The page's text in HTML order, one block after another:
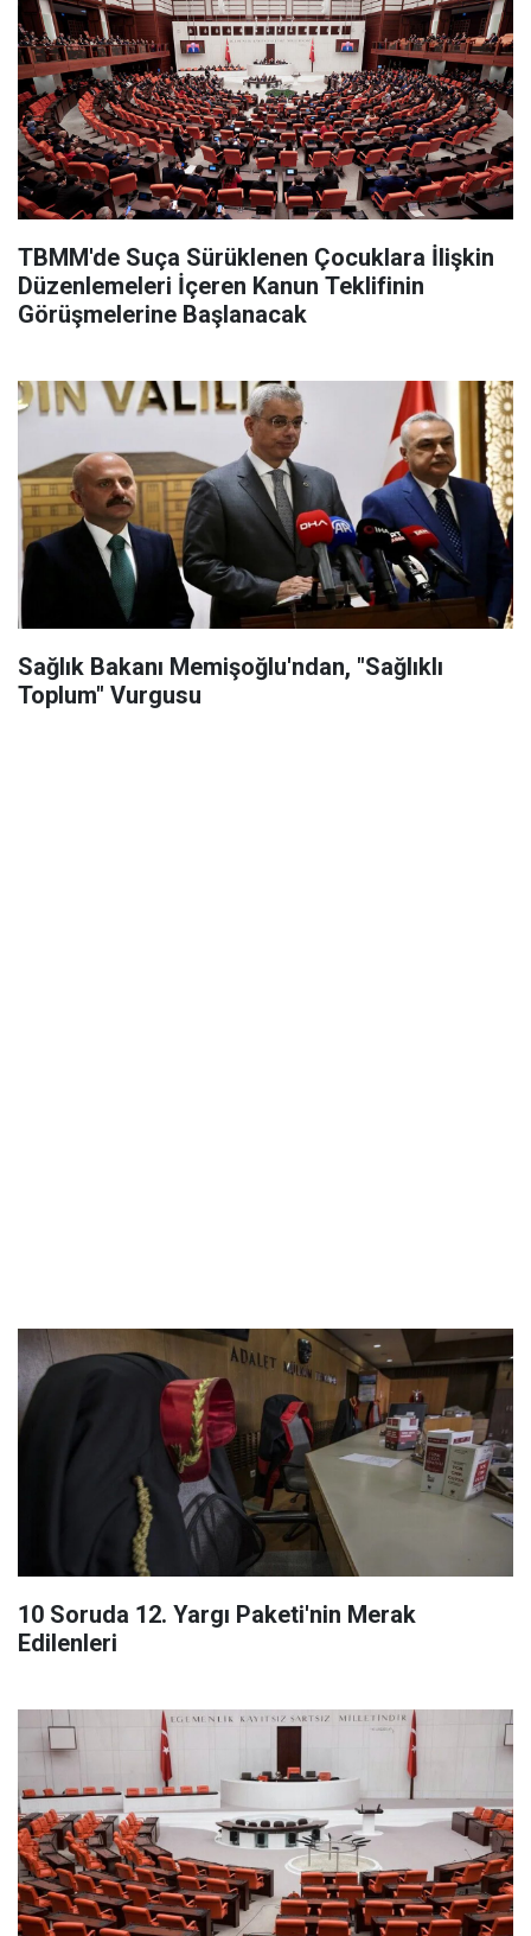
TBMM'de Suça Sürüklenen Çocuklara İlişkin
Düzenlemeleri İçeren Kanun Teklifinin
Görüşmelerine Başlanacak
Sağlık Bakanı Memişoğlu'ndan, "Sağlıklı
Toplum" Vurgusu
10 Soruda 12. Yargı Paketi'nin Merak
Edilenleri